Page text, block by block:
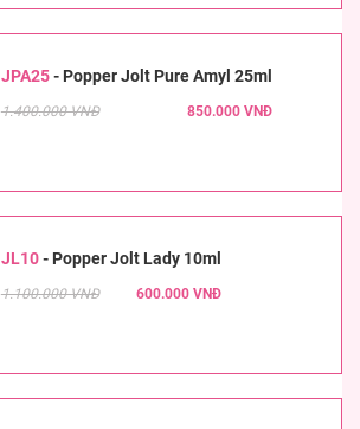
JPA25- Popper Jolt Pure Amyl 25ml
1.400.000 VNĐ 850.000 VNĐ
JL10- Popper Jolt Lady 10ml
1.100.000 VNĐ 600.000 VNĐ